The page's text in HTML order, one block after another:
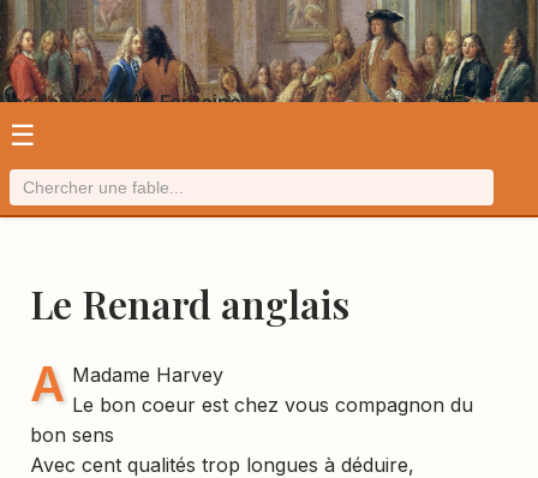
Les fables de La Fontaine
☰
Le Renard anglais
A Madame Harvey
Le bon coeur est chez vous compagnon du
bon sens
Avec cent qualités trop longues à déduire,